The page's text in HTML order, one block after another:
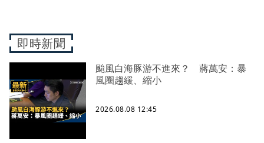
即時新聞
颱風白海豚游不進來？ 蔣萬安：暴
風圈趨緩、縮小
2026.08.08 12:45